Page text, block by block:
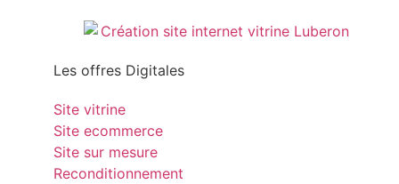
Les offres Digitales
Site vitrine
Site ecommerce
Site sur mesure
Reconditionnement